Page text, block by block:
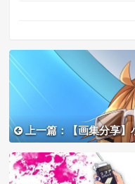
上一篇：【画集分享】小森